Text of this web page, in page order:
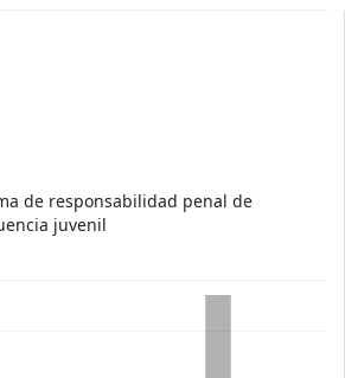
de responsabilidad penal de
juvenil